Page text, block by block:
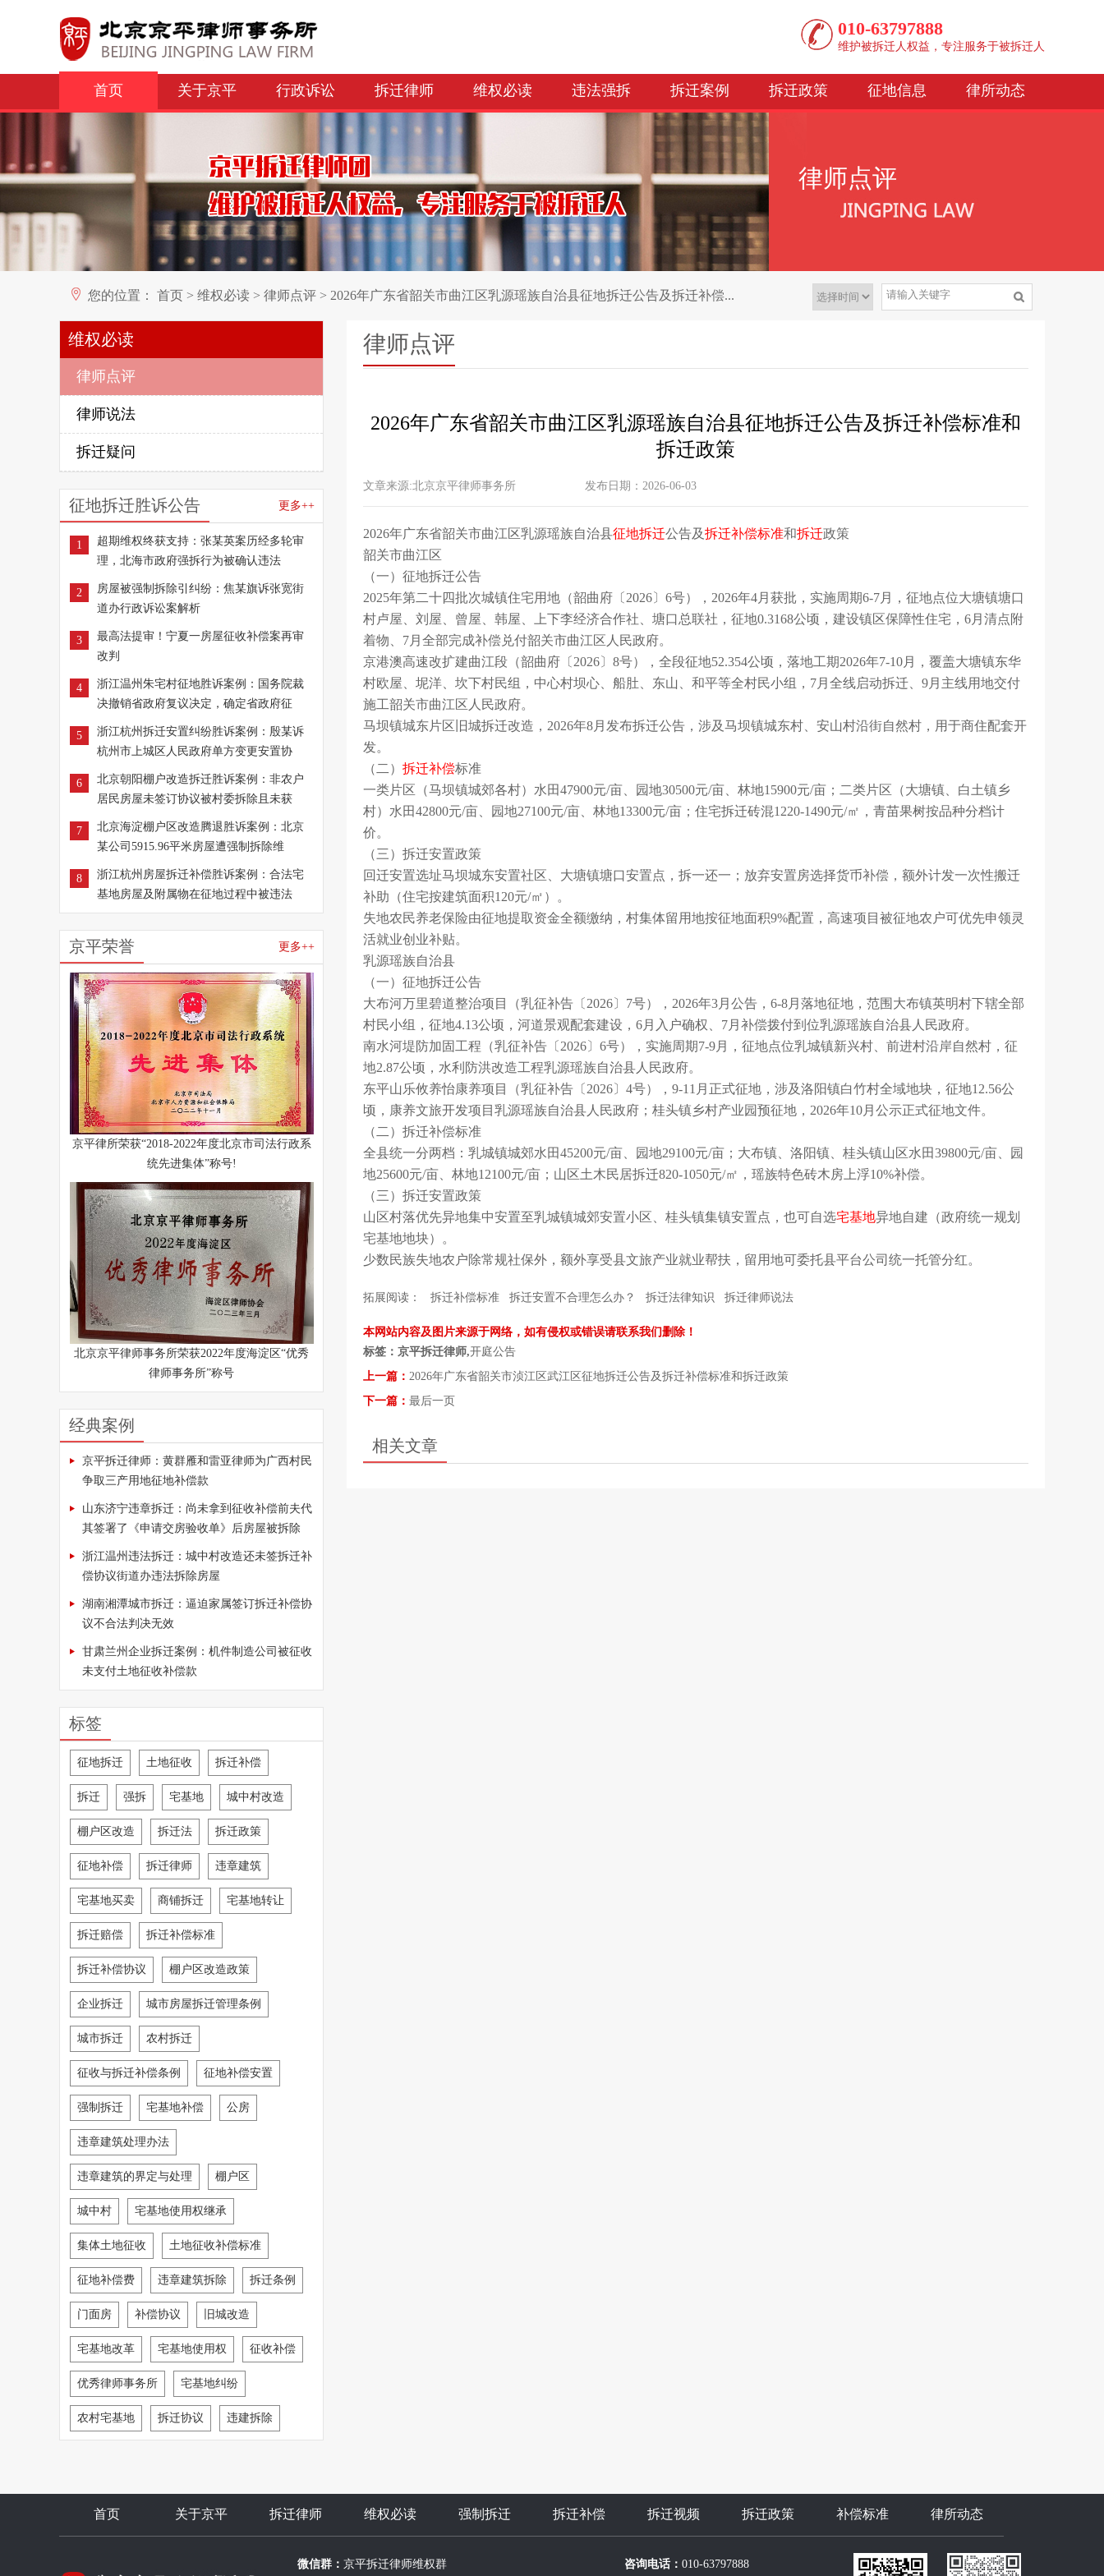
010-63797888
维护被拆迁人权益，专注服务于被拆迁人
首页 关于京平 行政诉讼 拆迁律师 维权必读 违法强拆 拆迁案例 拆迁政策 征地信息 律所动态
律师点评
您的位置： 首页 > 维权必读 > 律师点评 > 2026年广东省韶关市曲江区乳源瑶族自治县征地拆迁公告及拆迁补偿...
维权必读
律师点评
律师说法
拆迁疑问
征地拆迁胜诉公告 更多++
1
超期维权终获支持：张某英案历经多轮审
理，北海市政府强拆行为被确认违法
2
房屋被强制拆除引纠纷：焦某旗诉张宽街
道办行政诉讼案解析
3
最高法提审！宁夏一房屋征收补偿案再审
改判
4
浙江温州朱宅村征地胜诉案例：国务院裁
决撤销省政府复议决定，确定省政府征
5
浙江杭州拆迁安置纠纷胜诉案例：殷某诉
杭州市上城区人民政府单方变更安置协
6
北京朝阳棚户改造拆迁胜诉案例：非农户
居民房屋未签订协议被村委拆除且未获
7
北京海淀棚户区改造腾退胜诉案例：北京
某公司5915.96平米房屋遭强制拆除维
8
浙江杭州房屋拆迁补偿胜诉案例：合法宅
基地房屋及附属物在征地过程中被违法
京平荣誉 更多++
京平律所荣获“2018-2022年度北京市司法行政系
统先进集体”称号!
北京京平律师事务所荣获2022年度海淀区“优秀
律师事务所”称号
经典案例
京平拆迁律师：黄群雁和雷亚律师为广西村民
争取三产用地征地补偿款
山东济宁违章拆迁：尚未拿到征收补偿前夫代
其签署了《申请交房验收单》后房屋被拆除
浙江温州违法拆迁：城中村改造还未签拆迁补
偿协议街道办违法拆除房屋
湖南湘潭城市拆迁：逼迫家属签订拆迁补偿协
议不合法判决无效
甘肃兰州企业拆迁案例：机件制造公司被征收
未支付土地征收补偿款
标签
征地拆迁 土地征收 拆迁补偿
拆迁 强拆 宅基地 城中村改造
棚户区改造 拆迁法 拆迁政策
征地补偿 拆迁律师 违章建筑
宅基地买卖 商铺拆迁 宅基地转让
拆迁赔偿 拆迁补偿标准
拆迁补偿协议 棚户区改造政策
企业拆迁 城市房屋拆迁管理条例
城市拆迁 农村拆迁
征收与拆迁补偿条例 征地补偿安置
强制拆迁 宅基地补偿 公房
违章建筑处理办法
违章建筑的界定与处理 棚户区
城中村 宅基地使用权继承
集体土地征收 土地征收补偿标准
征地补偿费 违章建筑拆除 拆迁条例
门面房 补偿协议 旧城改造
宅基地改革 宅基地使用权 征收补偿
优秀律师事务所 宅基地纠纷
农村宅基地 拆迁协议 违建拆除
律师点评
2026年广东省韶关市曲江区乳源瑶族自治县征地拆迁公告及拆迁补偿标准和
拆迁政策
文章来源:北京京平律师事务所 发布日期：2026-06-03
2026年广东省韶关市曲江区乳源瑶族自治县征地拆迁公告及拆迁补偿标准和拆迁政策
韶关市曲江区
（一）征地拆迁公告
2025年第二十四批次城镇住宅用地（韶曲府〔2026〕6号），2026年4月获批，实施周期6-7月，征地点位大塘镇塘口
村卢屋、刘屋、曾屋、韩屋、上下李经济合作社、塘口总联社，征地0.3168公顷，建设镇区保障性住宅，6月清点附
着物、7月全部完成补偿兑付韶关市曲江区人民政府。
京港澳高速改扩建曲江段（韶曲府〔2026〕8号），全段征地52.354公顷，落地工期2026年7-10月，覆盖大塘镇东华
村欧屋、坭洋、坎下村民组，中心村坝心、船肚、东山、和平等全村民小组，7月全线启动拆迁、9月主线用地交付
施工韶关市曲江区人民政府。
马坝镇城东片区旧城拆迁改造，2026年8月发布拆迁公告，涉及马坝镇城东村、安山村沿街自然村，用于商住配套开
发。
（二） 拆迁补偿标准
一类片区（马坝镇城郊各村）水田47900元/亩、园地30500元/亩、林地15900元/亩；二类片区（大塘镇、白土镇乡
村）水田42800元/亩、园地27100元/亩、林地13300元/亩；住宅拆迁砖混1220-1490元/㎡，青苗果树按品种分档计
价。
（三）拆迁安置政策
回迁安置选址马坝城东安置社区、大塘镇塘口安置点，拆一还一；放弃安置房选择货币补偿，额外计发一次性搬迁
补助（住宅按建筑面积120元/㎡）。
失地农民养老保险由征地提取资金全额缴纳，村集体留用地按征地面积9%配置，高速项目被征地农户可优先申领灵
活就业创业补贴。
乳源瑶族自治县
（一）征地拆迁公告
大布河万里碧道整治项目（乳征补告〔2026〕7号），2026年3月公告，6-8月落地征地，范围大布镇英明村下辖全部
村民小组，征地4.13公顷，河道景观配套建设，6月入户确权、7月补偿拨付到位乳源瑶族自治县人民政府。
南水河堤防加固工程（乳征补告〔2026〕6号），实施周期7-9月，征地点位乳城镇新兴村、前进村沿岸自然村，征
地2.87公顷，水利防洪改造工程乳源瑶族自治县人民政府。
东平山乐攸养怡康养项目（乳征补告〔2026〕4号），9-11月正式征地，涉及洛阳镇白竹村全域地块，征地12.56公
顷，康养文旅开发项目乳源瑶族自治县人民政府；桂头镇乡村产业园预征地，2026年10月公示正式征地文件。
（二）拆迁补偿标准
全县统一分两档：乳城镇城郊水田45200元/亩、园地29100元/亩；大布镇、洛阳镇、桂头镇山区水田39800元/亩、园
地25600元/亩、林地12100元/亩；山区土木民居拆迁820-1050元/㎡，瑶族特色砖木房上浮10%补偿。
（三）拆迁安置政策
山区村落优先异地集中安置至乳城镇城郊安置小区、桂头镇集镇安置点，也可自选宅基地异地自建（政府统一规划
宅基地地块）。
少数民族失地农户除常规社保外，额外享受县文旅产业就业帮扶，留用地可委托县平台公司统一托管分红。
拓展阅读： 拆迁补偿标准 拆迁安置不合理怎么办？ 拆迁法律知识 拆迁律师说法
本网站内容及图片来源于网络，如有侵权或错误请联系我们删除！
标签：京平拆迁律师,开庭公告
上一篇： 2026年广东省韶关市浈江区武江区征地拆迁公告及拆迁补偿标准和拆迁政策
下一篇： 最后一页
相关文章
首页 关于京平 拆迁律师 维权必读 强制拆迁 拆迁补偿 拆迁视频 拆迁政策 补偿标准 律所动态
微信群： 京平拆迁律师维权群 咨询电话： 010-63797888